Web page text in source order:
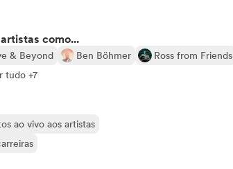
como...
& Beyond Ben Böhmer
Ross from Friends
tudo +7
ao vivo aos artistas